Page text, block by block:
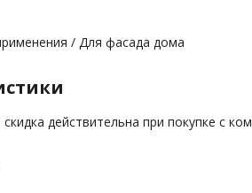
/ Для фасада дома
действительна при покупке с